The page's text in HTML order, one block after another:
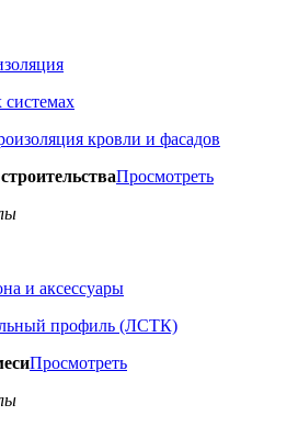
кровли и фасадов
Просмотреть
и аксессуары
профиль (ЛСТК)
Просмотреть